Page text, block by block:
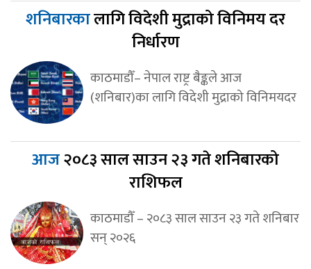
शनिबारकालागि विदेशी मुद्राको विनिमय दर
निर्धारण
काठमाडौँ– नेपाल राष्ट्र बैङ्कले आज
(शनिबार)का लागि विदेशी मुद्राको विनिमयदर
आज२०८३ साल साउन २३ गते शनिबारको
राशिफल
काठमाडौँ – २०८३ साल साउन २३ गते शनिबार
सन् २०२६